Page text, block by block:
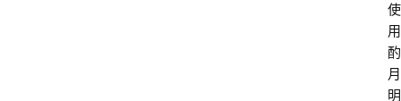
使
用
酌
月
明